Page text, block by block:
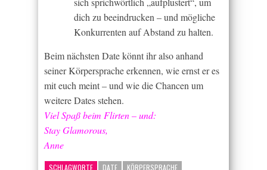
dich zu beeindrucken – und mögliche
Konkurrenten auf Abstand zu halten.
Beim nächsten Date könnt ihr also anhand
seiner Körpersprache erkennen, wie ernst er es
mit euch meint – und wie die Chancen um
weitere Dates stehen.
Viel Spaß beim Flirten – und:
Stay Glamorous,
Anne
SCHLAGWORTE DATE
KÖRPERSPRACHE